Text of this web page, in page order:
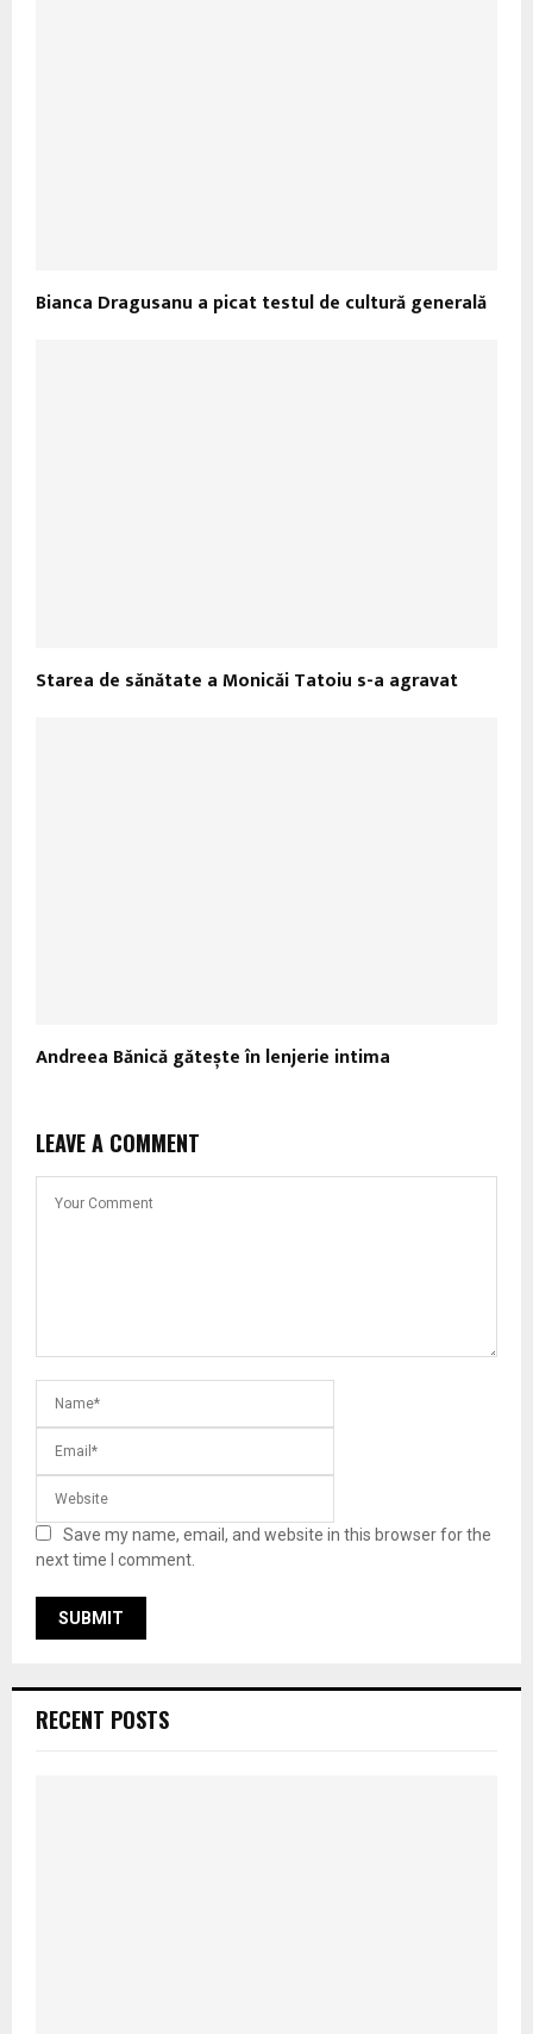
Bianca Dragusanu a picat testul de cultură generală
Starea de sănătate a Monicăi Tatoiu s-a agravat
Andreea Bănică gătește în lenjerie intima
LEAVE A COMMENT
Save my name, email, and website in this browser for the
next time I comment.
RECENT POSTS